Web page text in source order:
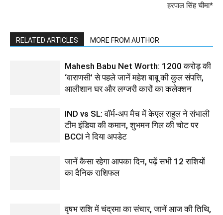
हरपाल सिंह चीमा*
RELATED ARTICLES MORE FROM AUTHOR
Mahesh Babu Net Worth: 1200 करोड़ की
‘वाराणसी’ से पहले जानें महेश बाबू की कुल संपत्ति,
आलीशान घर और लग्जरी कारों का कलेक्शन
IND vs SL: वॉर्म-अप मैच में केएल राहुल ने संभाली
टीम इंडिया की कमान, शुभमन गिल की चोट पर
BCCI ने दिया अपडेट
जानें कैसा रहेगा आपका दिन, पढ़ें सभी 12 राशियों
का दैनिक राशिफल
वृषभ राशि में चंद्रमा का संचार, जानें आज की तिथि,